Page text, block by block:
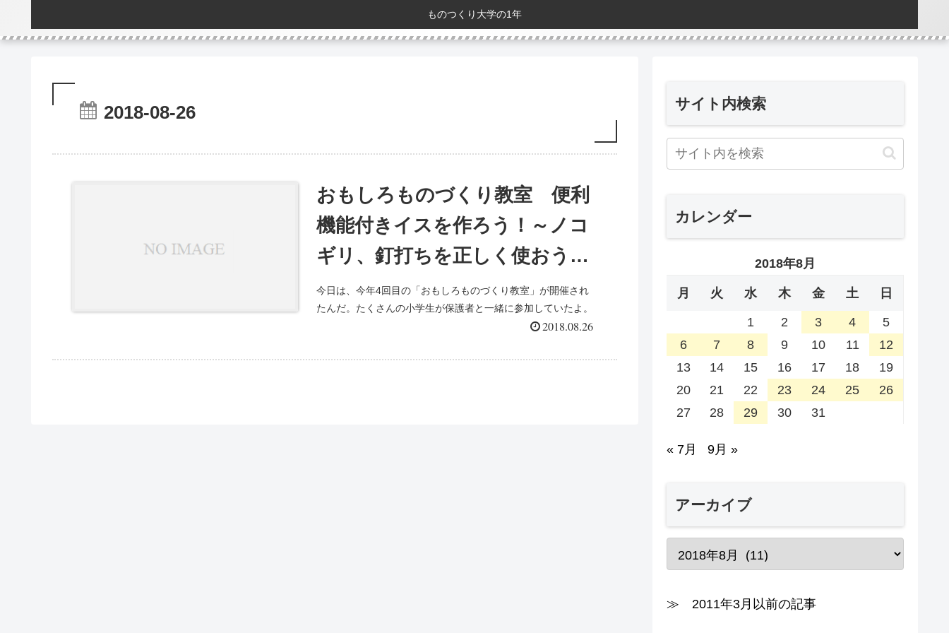
ものつくり大学の1年
2018-08-26
おもしろものづくり教室 便利
機能付きイスを作ろう！～ノコ
ギリ、釘打ちを正しく使おう！
～
今日は、今年4回目の「おもしろものづくり教室」が開催され
たんだ。たくさんの小学生が保護者と一緒に参加していたよ。
テーマは「便利機能付きイスを作ろう！～ノコギリ、釘打ちを
付きのイスを製作...
2018.08.26
サイト内検索
カレンダー
2018年8月
月 火 水 木 金 土 日
1 2 3 4
5
6
7 8 9 10 11
12
13
14 15 16 17 18
19
20
21 22 23 24 25
26
27
28 29 30 31
« 7月 9月 »
アーカイブ
≫ 2011年3月以前の記事